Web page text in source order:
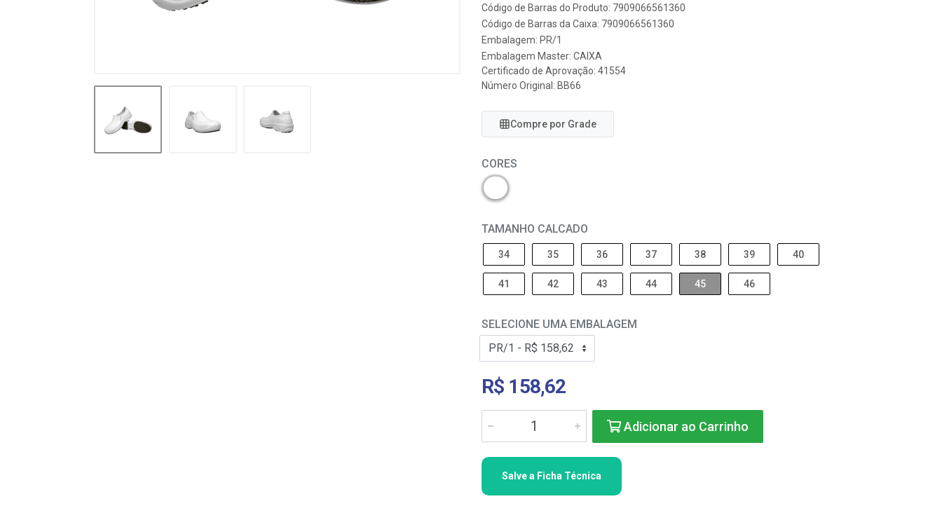
Código de Barras do Produto: 7909066561360
Código de Barras da Caixa: 7909066561360
Embalagem: PR/1
Embalagem Master: CAIXA
Certificado de Aprovação: 41554
Número Original: BB66
Compre por Grade
CORES
TAMANHO CALCADO
34 35 36 37 38 39 40
41 42 43 44 45 46
SELECIONE UMA EMBALAGEM
R$ 158,62
Adicionar ao Carrinho
Salve a Ficha Técnica